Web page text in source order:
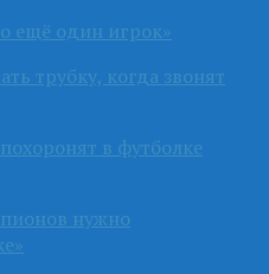
ещё один игрок»
трубку, когда звонят
в футболке
нужно